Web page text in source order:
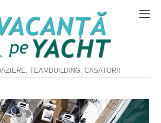
TEAMBUILDING. CASATORII